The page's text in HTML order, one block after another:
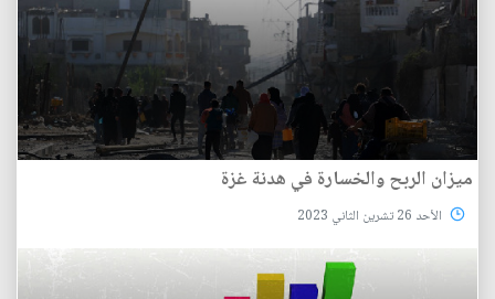
ميزان الربح والخسارة في هدنة غزة
الأحد 26 تشرين الثاني 2023